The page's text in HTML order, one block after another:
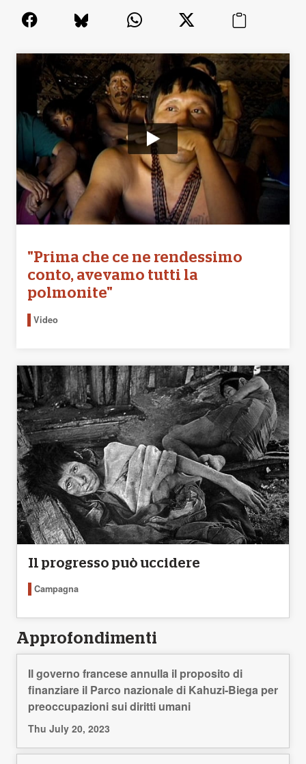
"Prima che ce ne rendessimo
conto, avevamo tutti la
polmonite"
Video
Il progresso può uccidere
Campagna
Approfondimenti
Il governo francese annulla il proposito di
finanziare il Parco nazionale di Kahuzi-Biega per
preoccupazioni sui diritti umani
Thu July 20, 2023